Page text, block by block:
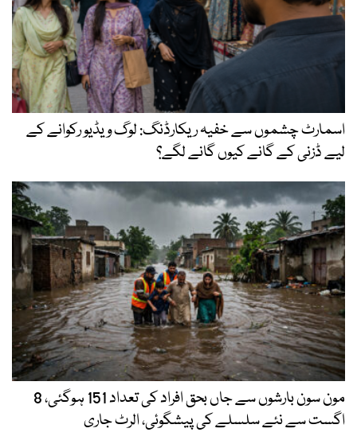
اسمارٹ چشموں سے خفیہ ریکارڈنگ: لوگ ویڈیو رکوانے کے
لیے ڈزنی کے گانے کیوں گانے لگے؟
مون سون بارشوں سے جاں بحق افراد کی تعداد 151 ہوگئی، 8
اگست سے نئے سلسلے کی پیشگوئی، الرٹ جاری